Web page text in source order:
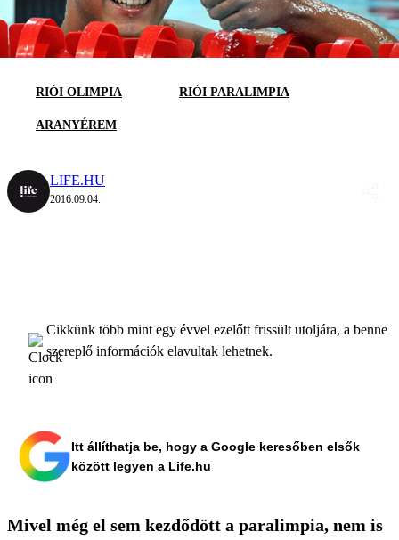
RIÓI OLIMPIA RIÓI PARALIMPIA
ARANYÉREM
LIFE.HU
2016.09.04.
Cikkünk több mint egy évvel ezelőtt frissült utoljára, a benne
szereplő információk elavultak lehetnek.
Itt állíthatja be, hogy a Google keresőben elsők
között legyen a Life.hu
Mivel még el sem kezdődött a paralimpia, nem is